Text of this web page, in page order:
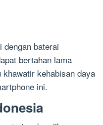
dengan baterai
bertahan lama
kehabisan daya
ini.